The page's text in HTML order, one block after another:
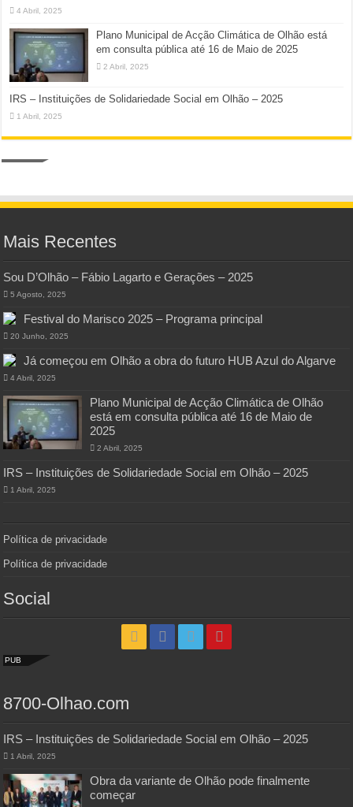
4 Abril, 2025
Plano Municipal de Acção Climática de Olhão está
em consulta pública até 16 de Maio de 2025
2 Abril, 2025
IRS – Instituições de Solidariedade Social em Olhão – 2025
1 Abril, 2025
Mais Recentes
Sou D’Olhão – Fábio Lagarto e Gerações – 2025
5 Agosto, 2025
Festival do Marisco 2025 – Programa principal
20 Junho, 2025
Já começou em Olhão a obra do futuro HUB Azul do Algarve
4 Abril, 2025
Plano Municipal de Acção Climática de Olhão
está em consulta pública até 16 de Maio de
2025
2 Abril, 2025
IRS – Instituições de Solidariedade Social em Olhão – 2025
1 Abril, 2025
Política de privacidade
Política de privacidade
Social
PUB
8700-Olhao.com
IRS – Instituições de Solidariedade Social em Olhão – 2025
1 Abril, 2025
Obra da variante de Olhão pode finalmente
começar